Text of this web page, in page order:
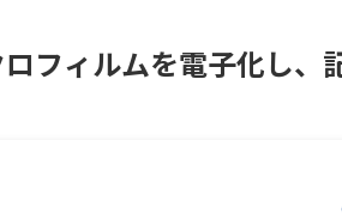
フィルムを電子化し、